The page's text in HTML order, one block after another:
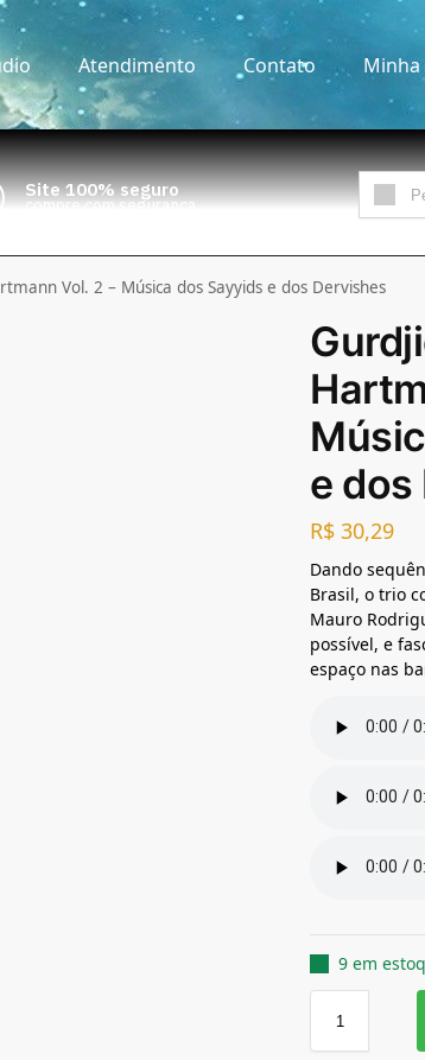
Atendimento Contato Minha
Site 100% seguro
compre com segurança
Vol. 2 – Música dos Sayyids e dos Dervishes
e
R$ 30,29
Dando
Brasil, o trio
Mauro
possível, e
espaço nas
9 em